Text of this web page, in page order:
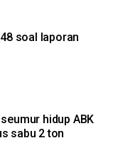
soal laporan
hidup ABK
sabu 2 ton